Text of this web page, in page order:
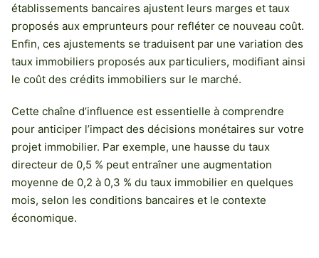
établissements bancaires ajustent leurs marges et taux
proposés aux emprunteurs pour refléter ce nouveau coût.
Enfin, ces ajustements se traduisent par une variation des
taux immobiliers proposés aux particuliers, modifiant ainsi
le coût des crédits immobiliers sur le marché.
Cette chaîne d’influence est essentielle à comprendre
pour anticiper l’impact des décisions monétaires sur votre
projet immobilier. Par exemple, une hausse du taux
directeur de 0,5 % peut entraîner une augmentation
moyenne de 0,2 à 0,3 % du taux immobilier en quelques
mois, selon les conditions bancaires et le contexte
économique.